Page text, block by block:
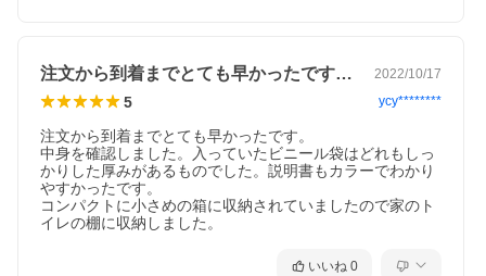
注文から到着までとても早かったです。中… 2022/10/17
5 ycy********
注文から到着までとても早かったです。
中身を確認しました。入っていたビニール袋はどれもしっ
かりした厚みがあるものでした。説明書もカラーでわかり
やすかったです。
コンパクトに小さめの箱に収納されていましたので家のト
イレの棚に収納しました。
いいね 0